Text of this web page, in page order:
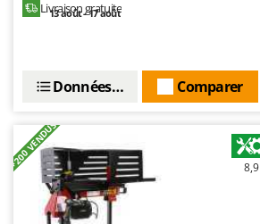
Tenco
Titania
Tornado
Tre Spade
Trev - Abrek - TecnoVIR
Livraison gratuite
13 août - 17 août
Comparer
Données techniques
+200 VENDUS 8,9